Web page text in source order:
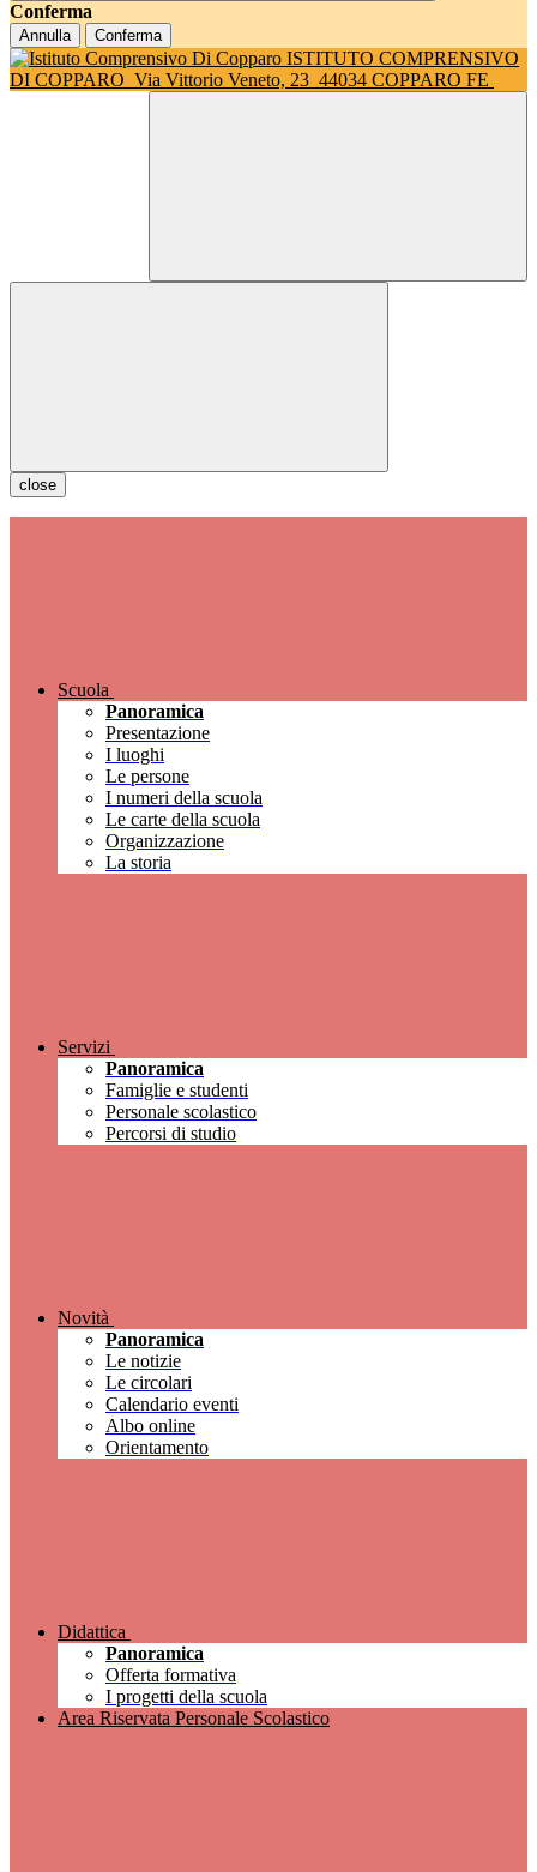
Conferma
Annulla Conferma
ISTITUTO COMPRENSIVO
DI COPPARO Via Vittorio Veneto, 23 44034 COPPARO FE
close
Scuola
Panoramica
Presentazione
I luoghi
Le persone
I numeri della scuola
Le carte della scuola
Organizzazione
La storia
Servizi
Panoramica
Famiglie e studenti
Personale scolastico
Percorsi di studio
Novità
Panoramica
Le notizie
Le circolari
Calendario eventi
Albo online
Orientamento
Didattica
Panoramica
Offerta formativa
I progetti della scuola
Area Riservata Personale Scolastico